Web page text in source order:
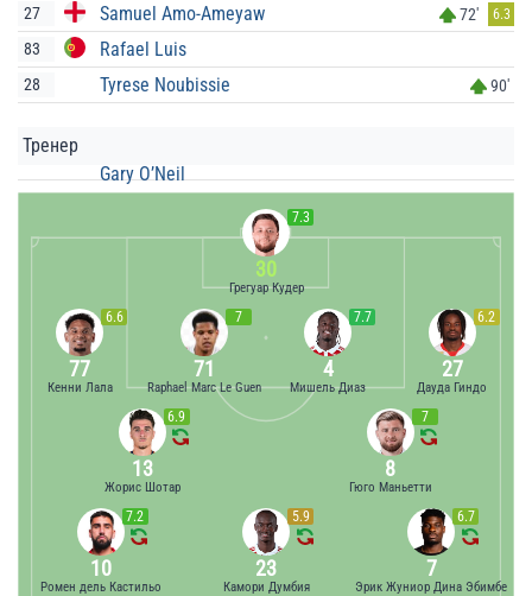
27 Samuel Amo-Ameyaw 72' 6.3
83 Rafael Luis
28 Tyrese Noubissie 90'
Тренер
Gary O’Neil
7.3
30
Грегуар Кудер
6.2
27
Дауда Гиндо
7.7
4
Мишель Диаз
7
71
Raphael Marc Le Guen
6.6
77
Кенни Лала
7
8
Гюго Маньетти
6.9
13
Жорис Шотар
6.7
7
Эрик Жуниор Дина Эбимбе
5.9
23
Камори Думбия
7.2
10
Ромен дель Кастильо